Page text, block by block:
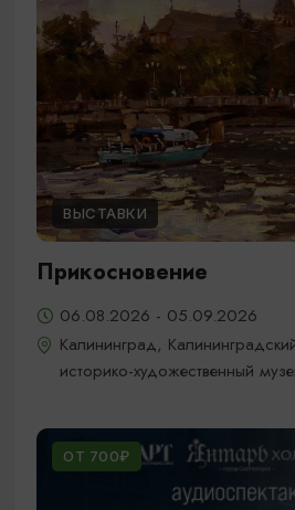
ВЫСТАВКИ
Прикосновение
06.08.2026 - 05.09.2026
Калининград,
историко-художественный
ОТ 700₽